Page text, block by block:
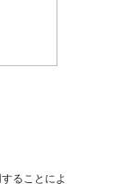
ることによ